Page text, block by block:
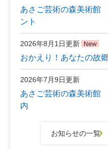
あさご芸術の森美術館
ント
2026年8月1日更新
おかえり！あなたの故
2026年7月9日更新
あさご芸術の森美術館
内
お知らせの一覧